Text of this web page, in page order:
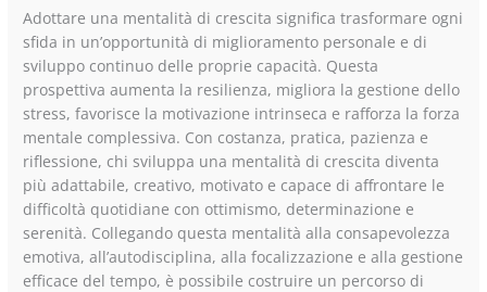
Adottare una mentalità di crescita significa trasformare ogni
sfida in un’opportunità di miglioramento personale e di
sviluppo continuo delle proprie capacità. Questa
prospettiva aumenta la resilienza, migliora la gestione dello
stress, favorisce la motivazione intrinseca e rafforza la forza
mentale complessiva. Con costanza, pratica, pazienza e
riflessione, chi sviluppa una mentalità di crescita diventa
più adattabile, creativo, motivato e capace di affrontare le
difficoltà quotidiane con ottimismo, determinazione e
serenità. Collegando questa mentalità alla consapevolezza
emotiva, all’autodisciplina, alla focalizzazione e alla gestione
efficace del tempo, è possibile costruire un percorso di